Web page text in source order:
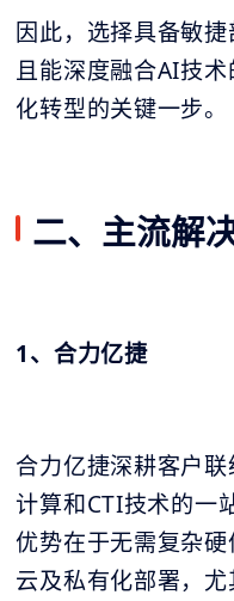
因此，选择具备敏
且能深度融合AI技
化转型的关键一步。
二、主流解
1、合力亿捷
合力亿捷深耕客户
计算和CTI技术的一
优势在于无需复杂
云及私有化部署，